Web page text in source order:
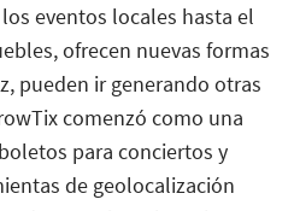
eventos locales hasta el
ofrecen nuevas formas
pueden ir generando otras
comenzó como una
para conciertos y
de geolocalización